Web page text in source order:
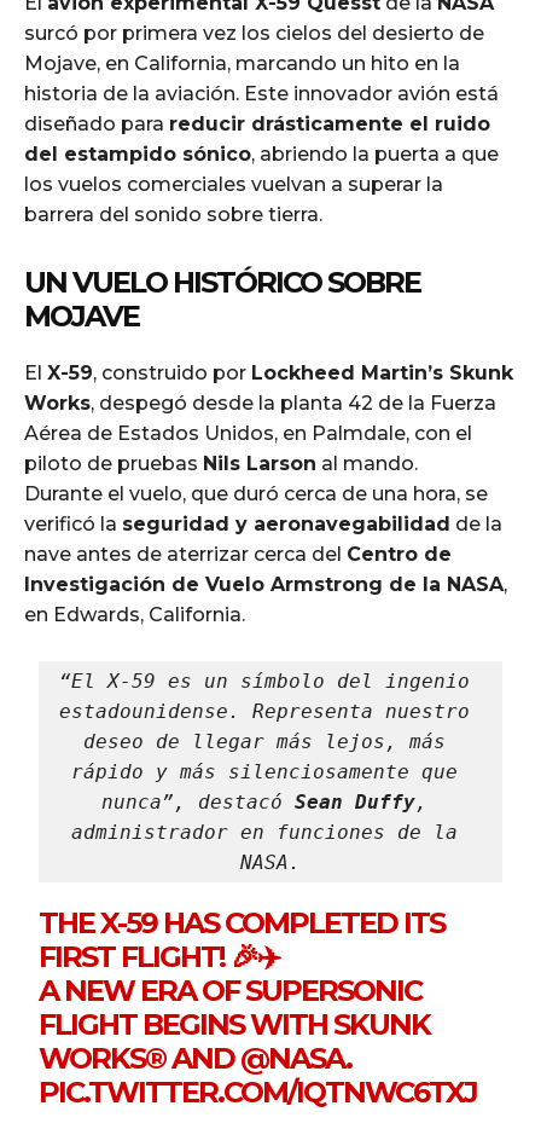
surcó por primera vez los cielos del desierto de
Mojave, en California, marcando un hito en la
historia de la aviación. Este innovador avión está
diseñado para reducir drásticamente el ruido
del estampido sónico, abriendo la puerta a que
los vuelos comerciales vuelvan a superar la
barrera del sonido sobre tierra.
UN VUELO HISTÓRICO SOBRE
MOJAVE
El X-59, construido por Lockheed Martin’s Skunk
Works, despegó desde la planta 42 de la Fuerza
Aérea de Estados Unidos, en Palmdale, con el
piloto de pruebas Nils Larson al mando.
Durante el vuelo, que duró cerca de una hora, se
verificó la seguridad y aeronavegabilidad de la
nave antes de aterrizar cerca del Centro de
Investigación de Vuelo Armstrong de la NASA,
en Edwards, California.
“El X-59 es un símbolo del ingenio
estadounidense. Representa nuestro
deseo de llegar más lejos, más
rápido y más silenciosamente que
nunca”, destacó Sean Duffy,
administrador en funciones de la
NASA.
THE X-59 HAS COMPLETED ITS
FIRST FLIGHT! 🎉✈️
A NEW ERA OF SUPERSONIC
FLIGHT BEGINS WITH SKUNK
WORKS® AND@NASA.
PIC.TWITTER.COM/IQTNWC6TXJ